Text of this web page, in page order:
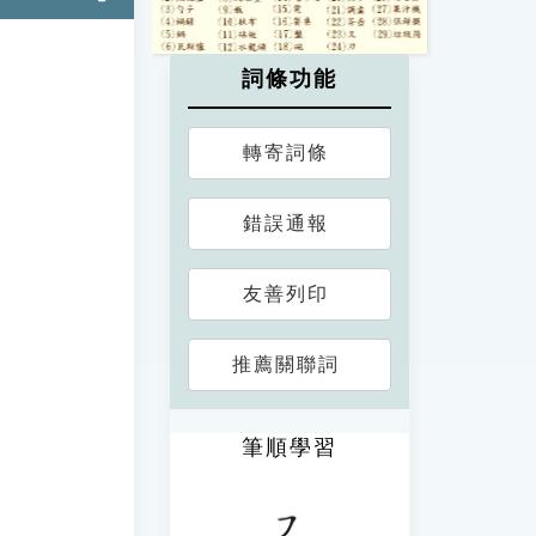
詞條功能
轉寄詞條
錯誤通報
友善列印
推薦關聯詞
筆順學習